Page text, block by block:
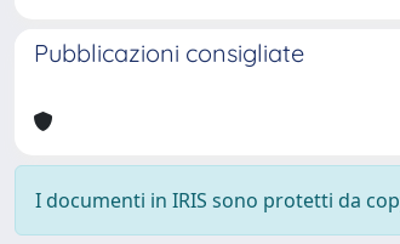
Pubblicazioni consigliate
I documenti in IRIS sono protetti da